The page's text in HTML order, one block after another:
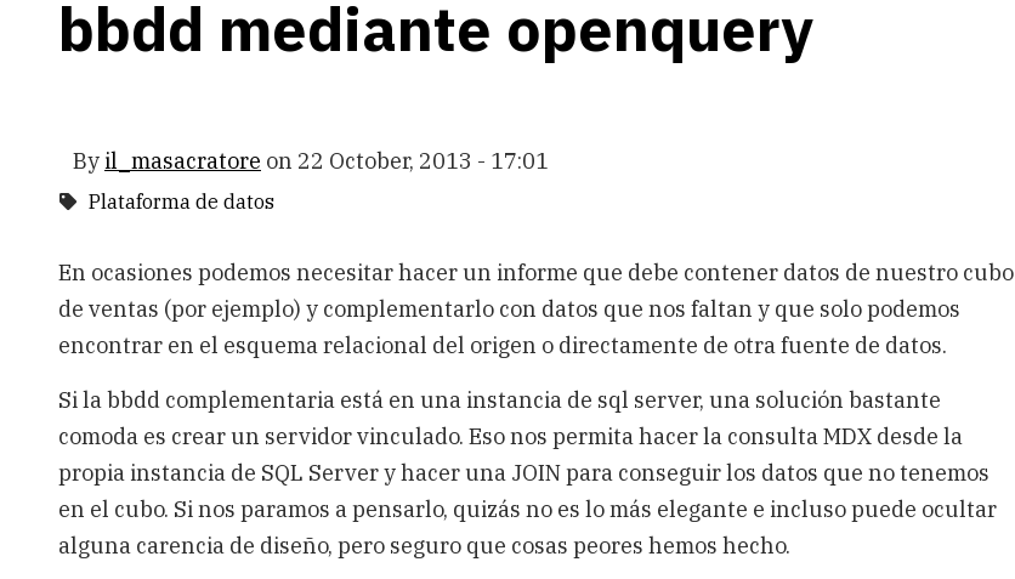
bbdd mediante openquery
Byil_masacratore on 22 October, 2013 - 17:01
Plataforma de datos
En ocasiones podemos necesitar hacer un informe que debe contener datos de nuestro cubo
de ventas (por ejemplo) y complementarlo con datos que nos faltan y que solo podemos
encontrar en el esquema relacional del origen o directamente de otra fuente de datos.
Si la bbdd complementaria está en una instancia de sql server, una solución bastante
comoda es crear un servidor vinculado. Eso nos permita hacer la consulta MDX desde la
propia instancia de SQL Server y hacer una JOIN para conseguir los datos que no tenemos
en el cubo. Si nos paramos a pensarlo, quizás no es lo más elegante e incluso puede ocultar
alguna carencia de diseño, pero seguro que cosas peores hemos hecho.